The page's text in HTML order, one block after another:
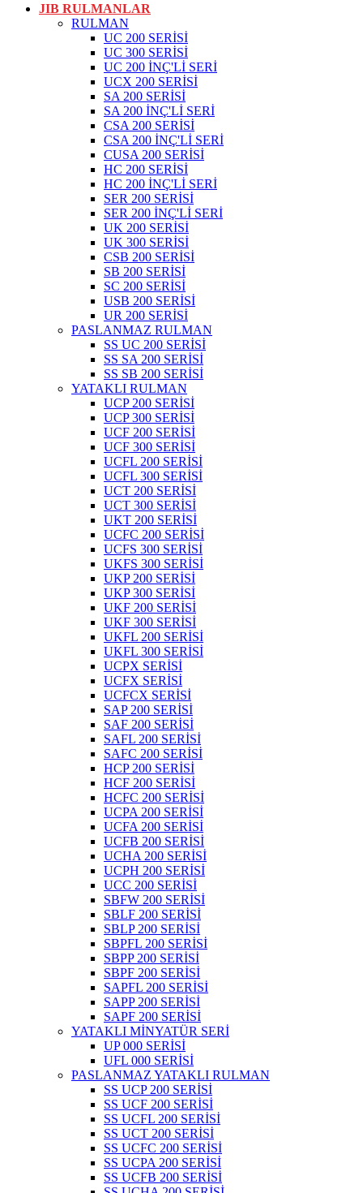
JIB RULMANLAR
RULMAN
UC 200 SERİSİ
UC 300 SERİSİ
UC 200 İNÇ'Lİ SERİ
UCX 200 SERİSİ
SA 200 SERİSİ
SA 200 İNÇ'Lİ SERİ
CSA 200 SERİSİ
CSA 200 İNÇ'Lİ SERİ
CUSA 200 SERİSİ
HC 200 SERİSİ
HC 200 İNÇ'Lİ SERİ
SER 200 SERİSİ
SER 200 İNÇ'Lİ SERİ
UK 200 SERİSİ
UK 300 SERİSİ
CSB 200 SERİSİ
SB 200 SERİSİ
SC 200 SERİSİ
USB 200 SERİSİ
UR 200 SERİSİ
PASLANMAZ RULMAN
SS UC 200 SERİSİ
SS SA 200 SERİSİ
SS SB 200 SERİSİ
YATAKLI RULMAN
UCP 200 SERİSİ
UCP 300 SERİSİ
UCF 200 SERİSİ
UCF 300 SERİSİ
UCFL 200 SERİSİ
UCFL 300 SERİSİ
UCT 200 SERİSİ
UCT 300 SERİSİ
UKT 200 SERİSİ
UCFC 200 SERİSİ
UCFS 300 SERİSİ
UKFS 300 SERİSİ
UKP 200 SERİSİ
UKP 300 SERİSİ
UKF 200 SERİSİ
UKF 300 SERİSİ
UKFL 200 SERİSİ
UKFL 300 SERİSİ
UCPX SERİSİ
UCFX SERİSİ
UCFCX SERİSİ
SAP 200 SERİSİ
SAF 200 SERİSİ
SAFL 200 SERİSİ
SAFC 200 SERİSİ
HCP 200 SERİSİ
HCF 200 SERİSİ
HCFC 200 SERİSİ
UCPA 200 SERİSİ
UCFA 200 SERİSİ
UCFB 200 SERİSİ
UCHA 200 SERİSİ
UCPH 200 SERİSİ
UCC 200 SERİSİ
SBFW 200 SERİSİ
SBLF 200 SERİSİ
SBLP 200 SERİSİ
SBPFL 200 SERİSİ
SBPP 200 SERİSİ
SBPF 200 SERİSİ
SAPFL 200 SERİSİ
SAPP 200 SERİSİ
SAPF 200 SERİSİ
YATAKLI MİNYATÜR SERİ
UP 000 SERİSİ
UFL 000 SERİSİ
PASLANMAZ YATAKLI RULMAN
SS UCP 200 SERİSİ
SS UCF 200 SERİSİ
SS UCFL 200 SERİSİ
SS UCT 200 SERİSİ
SS UCFC 200 SERİSİ
SS UCPA 200 SERİSİ
SS UCFB 200 SERİSİ